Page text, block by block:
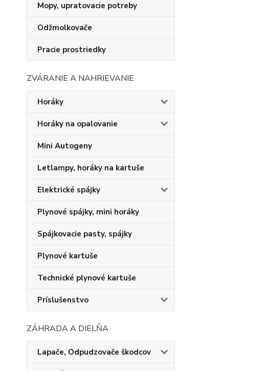
Mopy, upratovacie potreby
Odžmolkovače
Pracie prostriedky
ZVÁRANIE A NAHRIEVANIE
Horáky
Horáky na opalovanie
Mini Autogeny
Letlampy, horáky na kartuše
Elektrické spájky
Plynové spájky, mini horáky
Spájkovacie pasty, spájky
Plynové kartuše
Technické plynové kartuše
Príslušenstvo
ZÁHRADA A DIELŇA
Lapače, Odpudzovače škodcov